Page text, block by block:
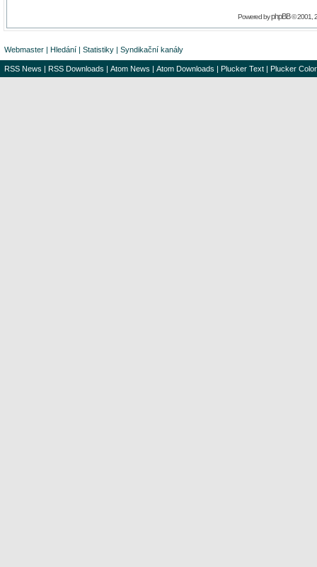
Powered byphpBB© 2001,
Webmaster | Hledání | Statistiky | Syndikační kanály
RSS News | RSS Downloads | Atom News | Atom Downloads | Plucker Text | Plucker Color